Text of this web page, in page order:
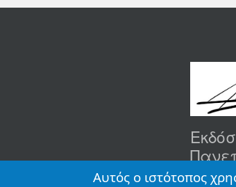
Αυτός ο ιστότοπος